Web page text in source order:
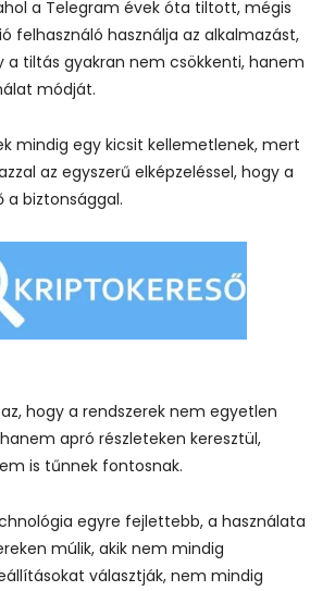
a Telegram évek óta tiltott, mégis
felhasználó használja az alkalmazást,
a tiltás gyakran nem csökkenti, hanem
módját.
mindig egy kicsit kellemetlenek, mert
az egyszerű elképzeléssel, hogy a
a biztonsággal.
hogy a rendszerek nem egyetlen
apró részleteken keresztül,
is tűnnek fontosnak.
egyre fejlettebb, a használata
múlik, akik nem mindig
választják, nem mindig